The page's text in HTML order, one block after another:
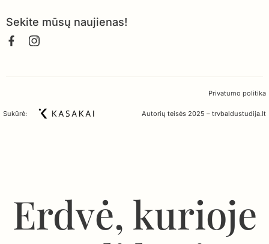
Sekite mūsų naujienas!
Privatumo politika
Sukūrė: Autorių teisės 2025 – trvbaldustudija.lt
Erdvė, kurioje